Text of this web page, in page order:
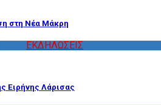
στη Νέα Μάκρη
ΕΚΔΗΛΩΣΕΙΣ
Ειρήνης Λάρισας